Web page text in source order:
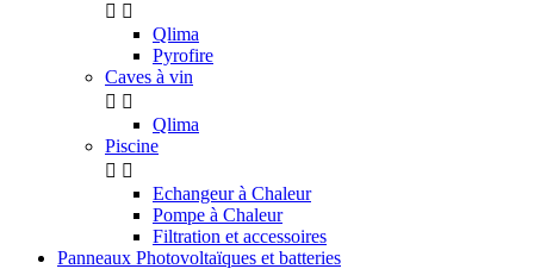
 
Qlima
Pyrofire
Caves à vin
 
Qlima
Piscine
 
Echangeur à Chaleur
Pompe à Chaleur
Filtration et accessoires
Panneaux Photovoltaïques et batteries